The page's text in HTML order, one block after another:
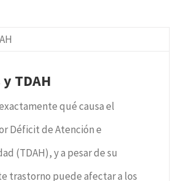
TDAH
qué causa el
Déficit de Atención e
(TDAH), y a pesar de su
trastorno puede afectar a los